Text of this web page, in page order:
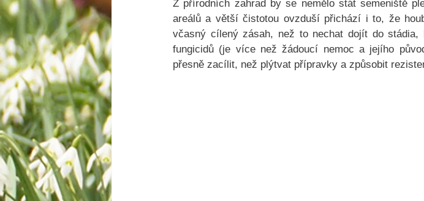
Z přírodních zahrad by se nemělo stát semeniště
areálů a větší čistotou ovzduší přichází i to, že
včasný cílený zásah, než to nechat dojít do
fungicidů (je více než žádoucí nemoc a jejího
přesně zacílit, než plýtvat přípravky a způsobit